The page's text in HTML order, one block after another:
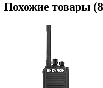
Похожие товары